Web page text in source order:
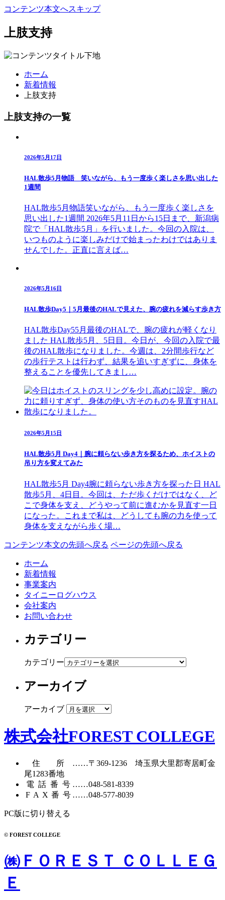
コンテンツ本文へスキップ
上肢支持
ホーム
新着情報
上肢支持
上肢支持の一覧
2026年5月17日
HAL散歩5月物語 笑いながら、もう一度歩く楽しさを思い出した
1週間
HAL散歩5月物語笑いながら、もう一度歩く楽しさを
思い出した1週間 2026年5月11日から15日まで、新潟病
院で「HAL散歩5月」を行いました。今回の入院は、
いつものように楽しみだけで始まったわけではありま
せんでした。正直に言えば…
2026年5月16日
HAL散歩Day5｜5月最後のHALで見えた、腕の疲れを減らす歩き方
HAL散歩Day55月最後のHALで、腕の疲れが軽くなり
ました HAL散歩5月、5日目。今日が、今回の入院で最
後のHAL散歩になりました。今週は、2分間歩行など
の歩行テストは行わず、結果を追いすぎずに、身体を
整えることを優先してきまし…
2026年5月15日
HAL散歩5月 Day4｜腕に頼らない歩き方を探るため、ホイストの
吊り方を変えてみた
HAL散歩5月 Day4腕に頼らない歩き方を探った日 HAL
散歩5月、4日目。今回は、ただ歩くだけではなく、ど
こで身体を支え、どうやって前に進むかを見直す一日
になった。これまで私は、どうしても腕の力を使って
身体を支えながら歩く場…
コンテンツ本文の先頭へ戻る ページの先頭へ戻る
ホーム
新着情報
事業案内
タイニーログハウス
会社案内
お問い合わせ
カテゴリー
カテゴリー
アーカイブ
アーカイブ
株式会社FOREST COLLEGE
住所……〒369-1236 埼玉県大里郡寄居町金
尾1283番地
電話番号……048-581-8339
FAX番号……048-577-8039
PC版に切り替える
© FOREST COLLEGE
㈱ＦＯＲＥＳＴ ＣＯＬＬＥＧ
Ｅ